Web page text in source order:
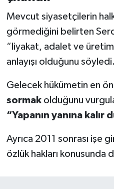
Mevcut siyasetçilerin
görmediğini belirten
“liyakat, adalet ve
anlayışı olduğunu söyledi.
Gelecek hükümetin en
sormakolduğunu
“Yapanın yanına kalır
Ayrıca 2011 sonrası işe
özlük hakları konusunda